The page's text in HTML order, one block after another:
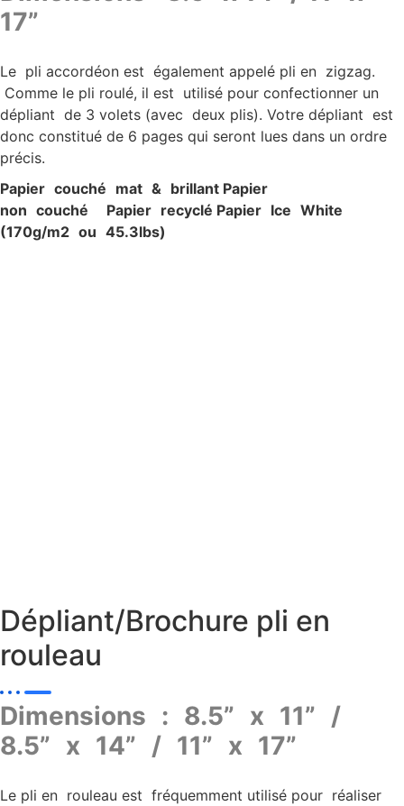
17”
Le pli accordéon est également appelé pli en zigzag.
Comme le pli roulé, il est utilisé pour confectionner un
dépliant de 3 volets (avec deux plis). Votre dépliant est
donc constitué de 6 pages qui seront lues dans un ordre
précis.
Papier couché mat & brillant Papier
non couché Papier recyclé Papier Ice White
(170g/m2 ou 45.3lbs)
Dépliant/Brochure pli en
rouleau
Dimensions : 8.5” x 11” /
8.5” x 14” / 11” x 17”
Le pli en rouleau est fréquemment utilisé pour réaliser